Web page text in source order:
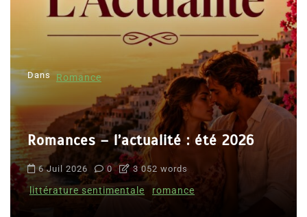
Dans Romance
Romances – l’actualité : été 2026
6 Juil 2026 0 3 052 words
littérature sentimentale romance